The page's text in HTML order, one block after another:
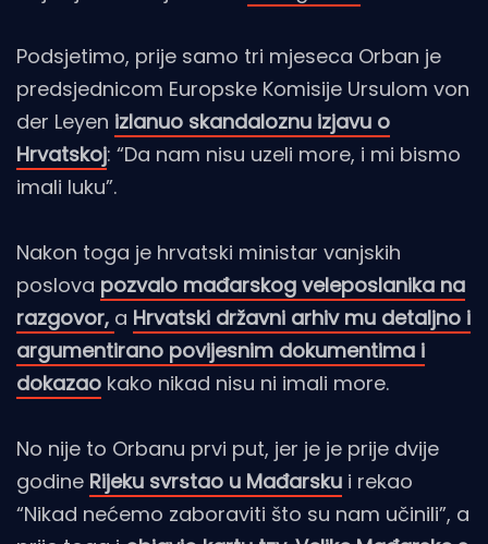
Podsjetimo, prije samo tri mjeseca Orban je
predsjednicom Europske Komisije Ursulom von
der Leyen izlanuo skandaloznu izjavu o
Hrvatskoj: “Da nam nisu uzeli more, i mi bismo
imali luku”.
Nakon toga je hrvatski ministar vanjskih
poslova pozvalo mađarskog veleposlanika na
razgovor, a Hrvatski državni arhiv mu detaljno i
argumentirano povijesnim dokumentima i
dokazao kako nikad nisu ni imali more.
No nije to Orbanu prvi put, jer je je prije dvije
godine Rijeku svrstao u Mađarsku i rekao
“Nikad nećemo zaboraviti što su nam učinili”, a